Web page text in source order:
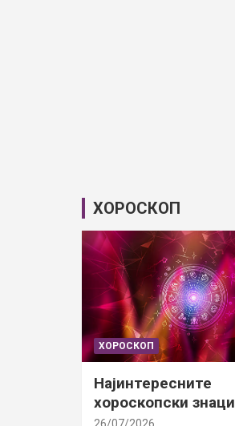
ХОРОСКОП
ХОРОСКОП
Најинтересните
хороскопски знаци